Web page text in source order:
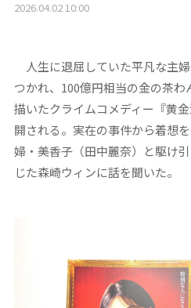
2026.04.02 10:00
人生に退屈していた平凡な主
つかれ、100億円相当の金の茶
描いたクライムコメディー『黄
開される。実在の事件から着想
婦・美香子（田中麗奈）と駆け
じた森崎ウィンに話を聞いた。